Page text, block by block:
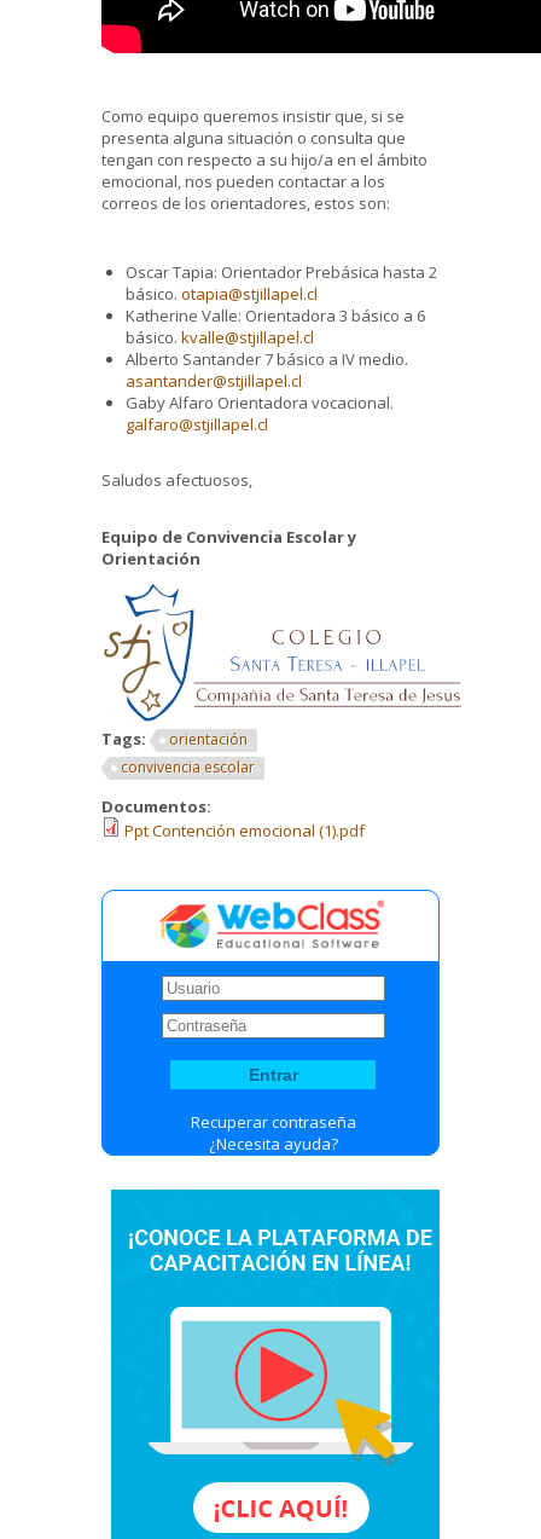
Como equipo queremos insistir que, si se
presenta alguna situación o consulta que
tengan con respecto a su hijo/a en el ámbito
emocional, nos pueden contactar a los
correos de los orientadores, estos son:
Oscar Tapia: Orientador Prebásica hasta 2
básico. otapia@stjillapel.cl
Katherine Valle: Orientadora 3 básico a 6
básico. kvalle@stjillapel.cl
Alberto Santander 7 básico a IV medio.
asantander@stjillapel.cl
Gaby Alfaro Orientadora vocacional.
galfaro@stjillapel.cl
Saludos afectuosos,
Equipo de Convivencia Escolar y
Orientación
Tags:
orientación
convivencia escolar
Documentos:
Ppt Contención emocional (1).pdf
Recuperar contraseña
¿Necesita ayuda?